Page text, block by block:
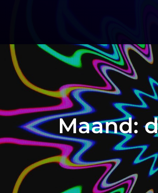
Maand: